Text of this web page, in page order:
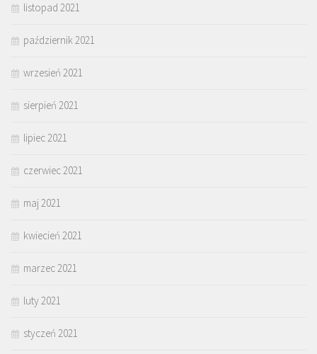
listopad 2021
październik 2021
wrzesień 2021
sierpień 2021
lipiec 2021
czerwiec 2021
maj 2021
kwiecień 2021
marzec 2021
luty 2021
styczeń 2021